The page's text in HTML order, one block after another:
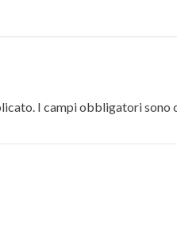
I campi obbligatori sono